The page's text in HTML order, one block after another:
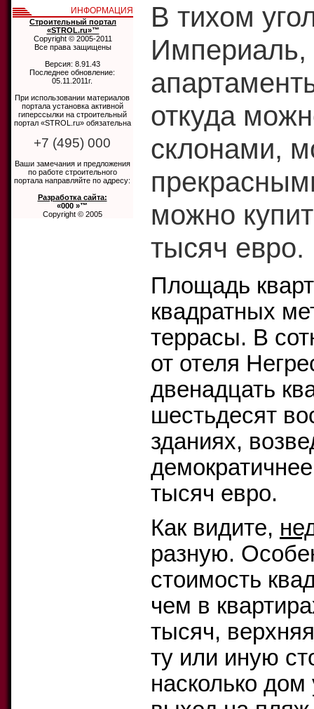
В тихом
Империаль,
откуда
склонами,
можно
тысяч евро.
Площадь
квадратных
террасы. В
от отеля
двенадцать
шестьдесят
зданиях,
тысяч евро.
Как видите,
разную.
стоимость
чем в
тысяч,
ту или иную
насколько
ИНФОРМАЦИЯ
Строительный портал
«STROL.ru»™
Copyright © 2005-2011
Все права защищены
Версия: 8.91.43
Последнее обновление:
05.11.2011г.
При использовании материалов
портала установка активной
гиперссылки на строительный
портал «STROL.ru» обязательна
+7 (495) 000
Ваши замечания и предложения
по работе строительного
портала направляйте по адресу:
Разработка сайта:
«000 »™
Copyright © 2005